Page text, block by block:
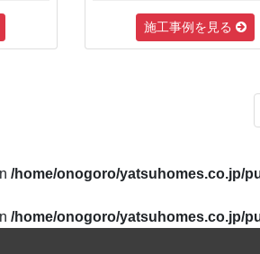
施工事例を見る
/home/onogoro/yatsuhomes.co.jp/
/home/onogoro/yatsuhomes.co.jp/